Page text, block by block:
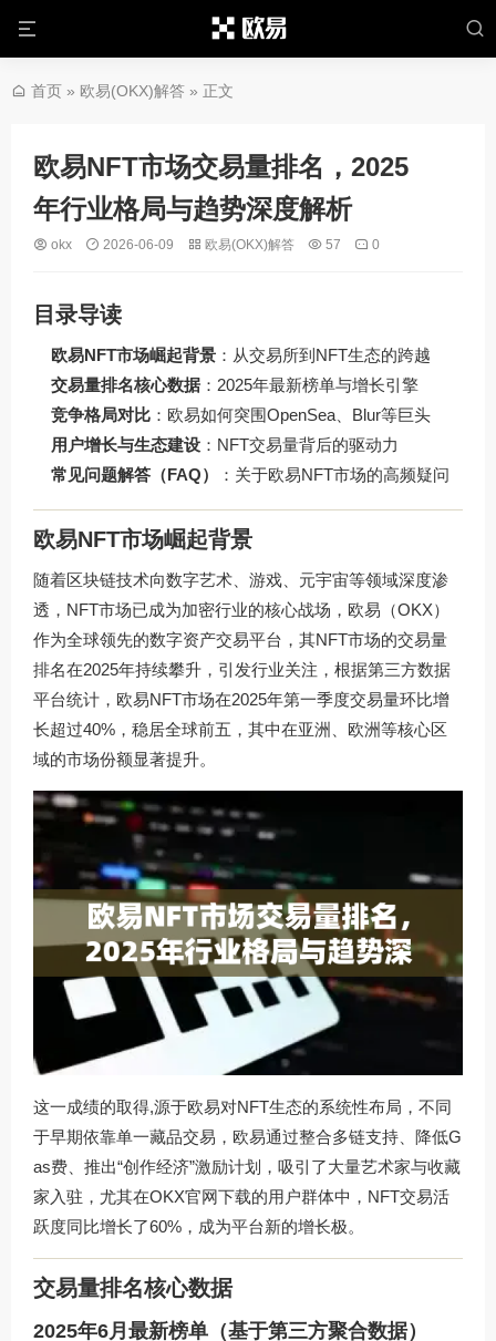
首页 » 欧易(OKX)解答 » 正文
欧易NFT市场交易量排名，2025
年行业格局与趋势深度解析
okx 2026-06-09 欧易(OKX)解答 57 0
目录导读
欧易NFT市场崛起背景 ：从交易所到NFT生态的跨越
交易量排名核心数据 ：2025年最新榜单与增长引擎
竞争格局对比 ：欧易如何突围OpenSea、Blur等巨头
用户增长与生态建设 ：NFT交易量背后的驱动力
常见问题解答（FAQ）
：关于欧易NFT市场的高频疑问
欧易NFT市场崛起背景
随着区块链技术向数字艺术、游戏、元宇宙等领域深度渗
透，NFT市场已成为加密行业的核心战场，欧易（OKX）
作为全球领先的数字资产交易平台，其NFT市场的交易量
排名在2025年持续攀升，引发行业关注，根据第三方数据
平台统计，欧易NFT市场在2025年第一季度交易量环比增
长超过40%，稳居全球前五，其中在亚洲、欧洲等核心区
域的市场份额显著提升。
这一成绩的取得,源于欧易对NFT生态的系统性布局，不同
于早期依靠单一藏品交易，欧易通过整合多链支持、降低G
as费、推出“创作经济”激励计划，吸引了大量艺术家与收藏
家入驻，尤其在OKX官网下载的用户群体中，NFT交易活
跃度同比增长了60%，成为平台新的增长极。
交易量排名核心数据
2025年6月最新榜单（基于第三方聚合数据）